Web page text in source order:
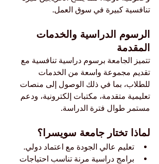
تنافسية كبيرة في سوق العمل.
الرسوم الدراسية والخدمات
المقدمة
تتميز الجامعة برسوم دراسية تنافسية مع
تقديم مجموعة واسعة من الخدمات
للطلاب، بما في ذلك الوصول إلى منصات
تعليمية متقدمة، مكتبات إلكترونية، ودعم
مستمر طوال فترة الدراسة.
لماذا تختار جامعة سويسرا؟
تعليم عالي الجودة مع اعتماد دولي.
برامج دراسية مرنة تناسب احتياجات